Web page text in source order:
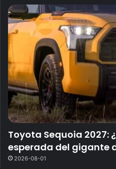
Toyota Sequoia 2027:
esperada del gigante
2026-08-01